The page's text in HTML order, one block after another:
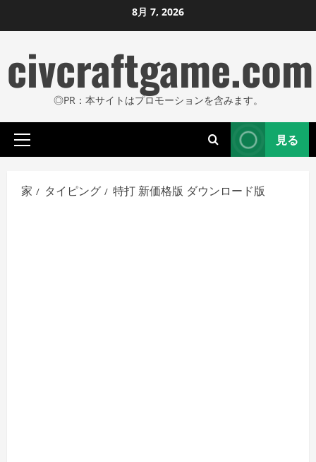
ン
ン
ツ
ス
ッ
8月 7, 2026
civcraftgame.com
◎PR：本サイトはプロモーションを含みます。
プ
イ
マ
見る
家 タイピング 特打 新価格版 ダウンロード版